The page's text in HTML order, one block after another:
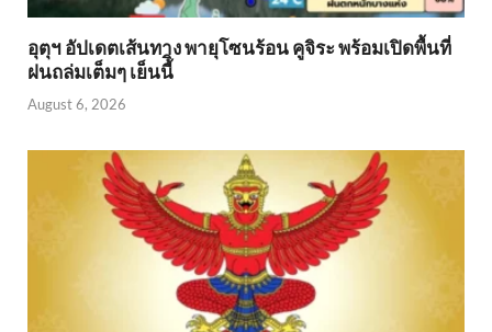
อุตุฯ อัปเดตเส้นทาง พายุโซนร้อน คูจิระ พร้อมเปิดพื้นที่
ฝนถล่มเต็มๆ เย็นนี้ิ
August 6, 2026